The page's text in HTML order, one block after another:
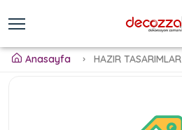
Anasayfa HAZIR TASARIMLAR